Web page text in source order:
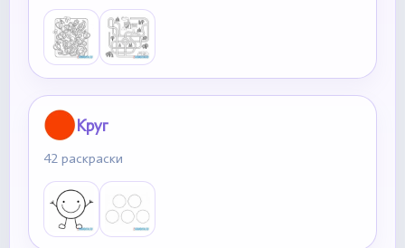
Круг
42 раскраски